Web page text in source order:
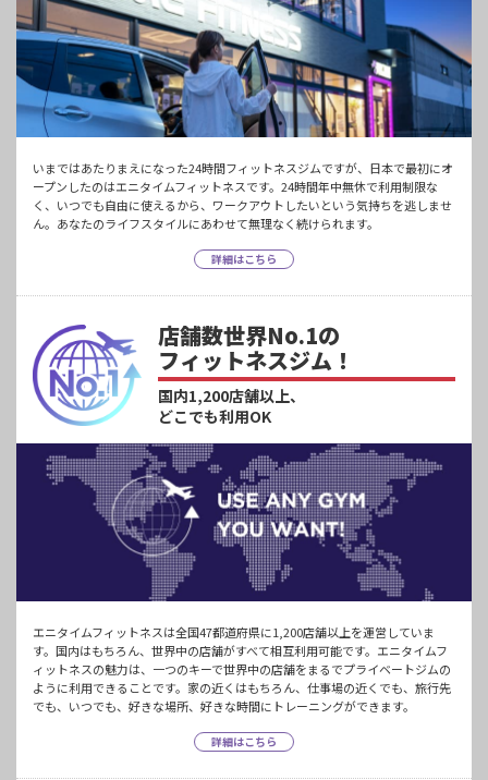
いまではあたりまえになった24時間フィットネスジムですが、日本で最初にオ
ープンしたのはエニタイムフィットネスです。24時間年中無休で利用制限な
く、いつでも自由に使えるから、ワークアウトしたいという気持ちを逃しませ
ん。あなたのライフスタイルにあわせて無理なく続けられます。
詳細はこちら
店舗数世界No.1の
フィットネスジム！
国内1,200店舗以上、
どこでも利用OK
エニタイムフィットネスは全国47都道府県に1,200店舗以上を運営していま
す。国内はもちろん、世界中の店舗がすべて相互利用可能です。エニタイムフ
ィットネスの魅力は、一つのキーで世界中の店舗をまるでプライベートジムの
ように利用できることです。家の近くはもちろん、仕事場の近くでも、旅行先
でも、いつでも、好きな場所、好きな時間にトレーニングができます。
詳細はこちら